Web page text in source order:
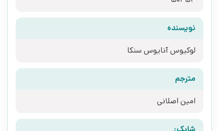
نویسنده
لوکیوس آنایوس سنکا
مترجم
امین اصلانی